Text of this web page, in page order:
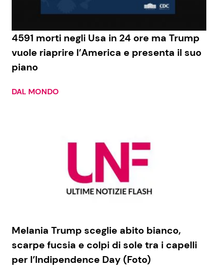
4591 morti negli Usa in 24 ore ma Trump
vuole riaprire l’America e presenta il suo
piano
DAL MONDO
Melania Trump sceglie abito bianco,
scarpe fucsia e colpi di sole tra i capelli
per l’Indipendence Day (Foto)